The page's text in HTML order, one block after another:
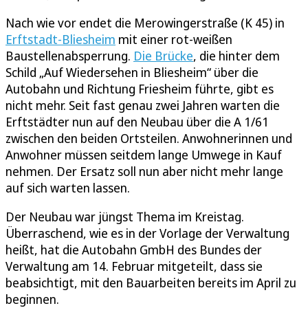
Nach wie vor endet die Merowingerstraße (K 45) in
Erftstadt-Bliesheim mit einer rot-weißen
Baustellenabsperrung. Die Brücke, die hinter dem
Schild „Auf Wiedersehen in Bliesheim“ über die
Autobahn und Richtung Friesheim führte, gibt es
nicht mehr. Seit fast genau zwei Jahren warten die
Erftstädter nun auf den Neubau über die A 1/61
zwischen den beiden Ortsteilen. Anwohnerinnen und
Anwohner müssen seitdem lange Umwege in Kauf
nehmen. Der Ersatz soll nun aber nicht mehr lange
auf sich warten lassen.
Der Neubau war jüngst Thema im Kreistag.
Überraschend, wie es in der Vorlage der Verwaltung
heißt, hat die Autobahn GmbH des Bundes der
Verwaltung am 14. Februar mitgeteilt, dass sie
beabsichtigt, mit den Bauarbeiten bereits im April zu
beginnen.